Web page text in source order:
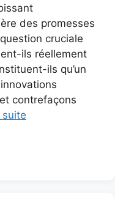
des promesses
cruciale
ils réellement
ils qu’un
contrefaçons
suite